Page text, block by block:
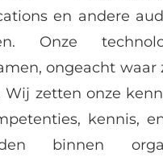
en andere
Onze
ongeacht waar
Wij zetten onze
kennis,
binnen